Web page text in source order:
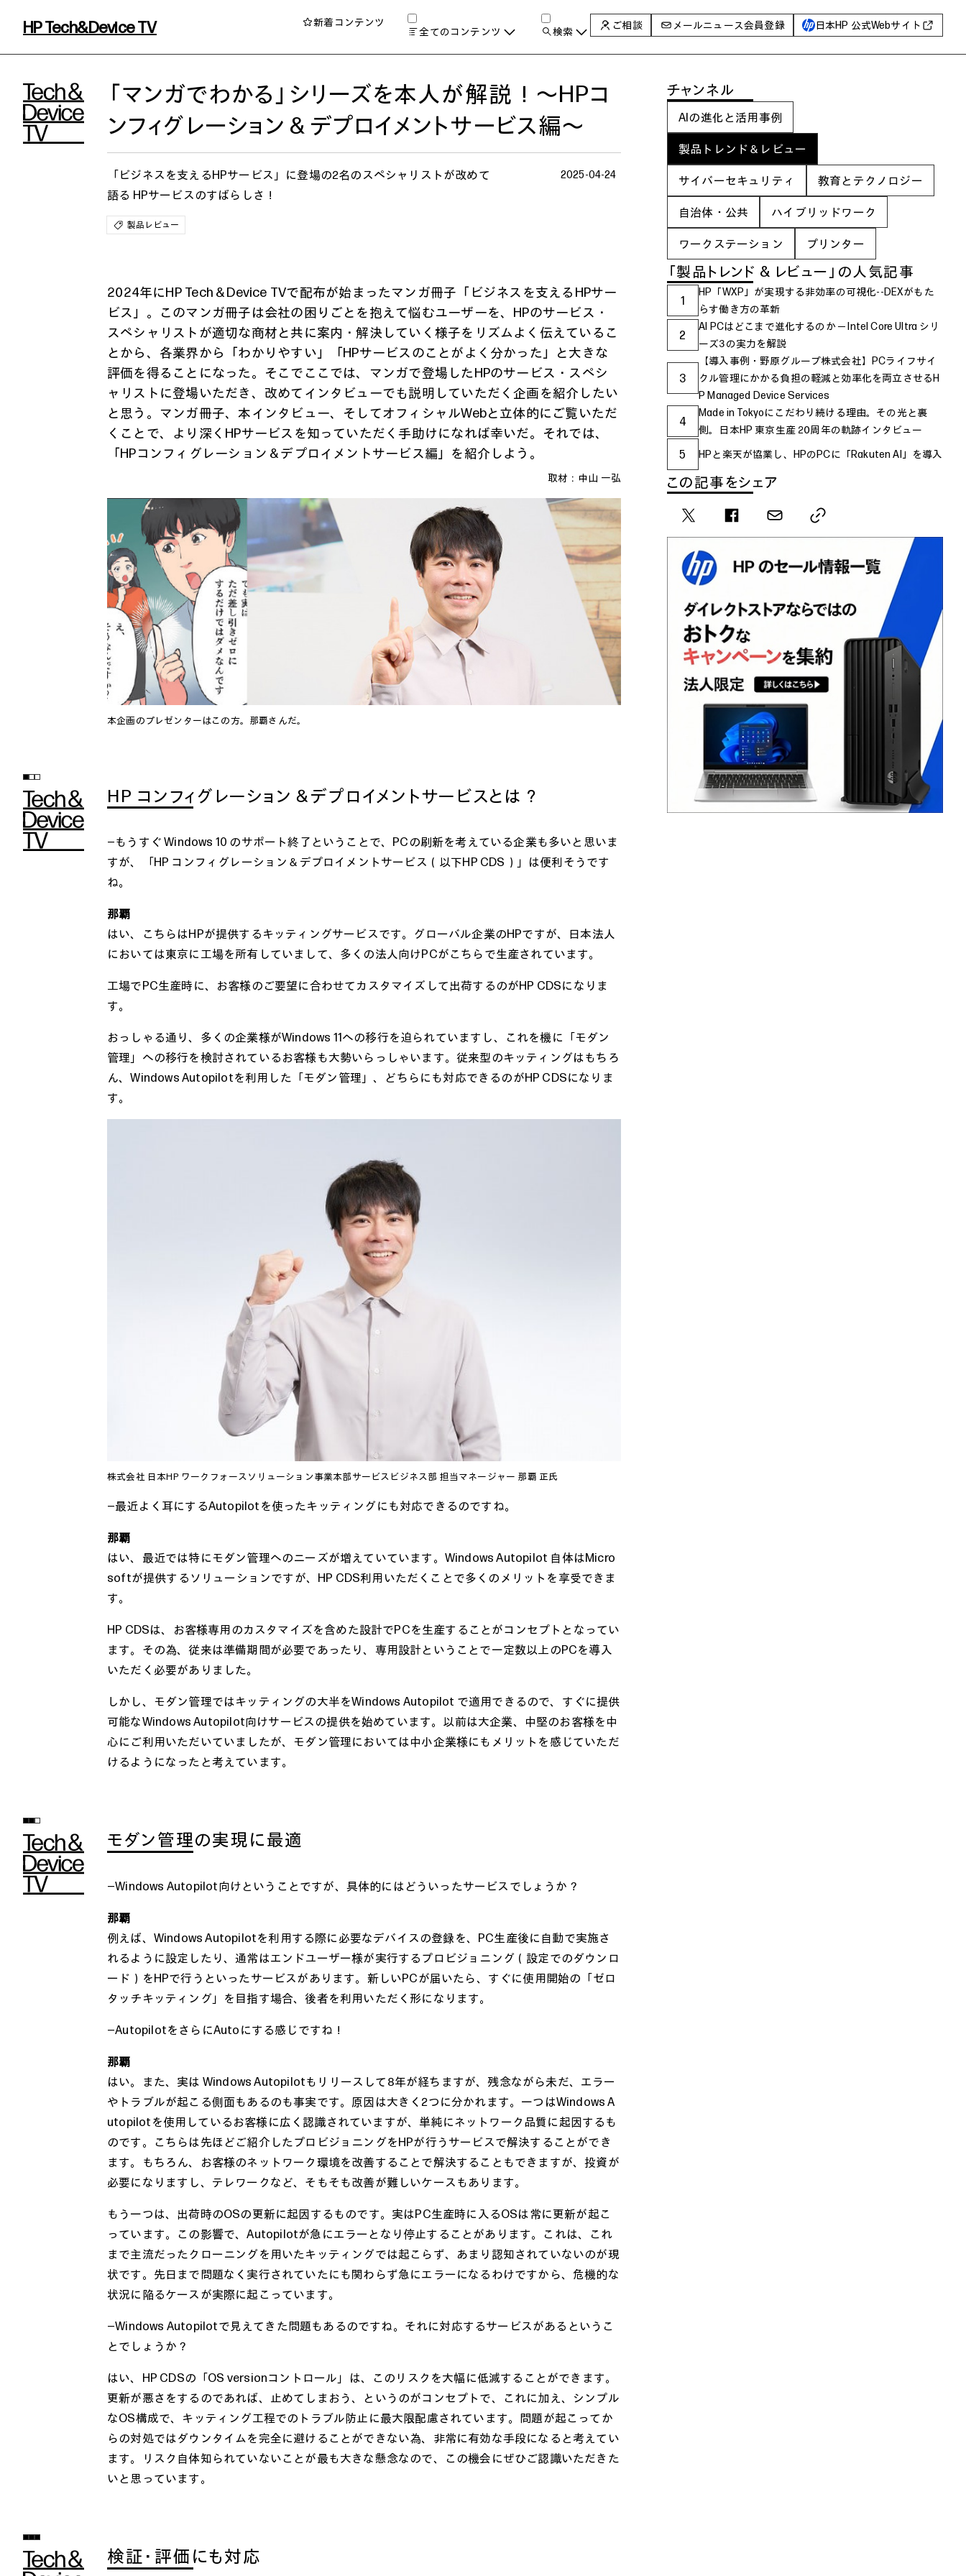
HP Tech&Device TV 新着コンテンツ
全てのコンテンツ
チャンネル
AIの進化と活用事例
製品トレンド & レビュー
サイバーセキュリティ
自治体・公共
タグ
イベントレポート
AIワークステーション
WXP（DEXツール）
タグ一覧
イベント・セミナー情報
コラム一覧
検索 ご相談 メールニュース会員登録 日本HP 公式Webサイト
「マンガでわかる」シリーズを本人が解説！～HPコ
ンフィグレーション＆デプロイメントサービス編～
「ビジネスを支えるHPサービス」に登場の2名のスペシャリストが改めて
語る HPサービスのすばらしさ！
2025-04-24
製品レビュー
2024年にHP Tech＆Device TVで配布が始まったマンガ冊子「 ビジネスを支えるHPサー
ビス 」。このマンガ冊子は会社の困りごとを抱えて悩むユーザーを、HPのサービス・
スペシャリストが適切な商材と共に案内・解決していく様子をリズムよく伝えているこ
とから、各業界から「わかりやすい」「HPサービスのことがよく分かった」と大きな
評価を得ることになった。そこでここでは、マンガで登場したHPのサービス・スペシ
ャリストに登場いただき、改めてインタビューでも説明していただく企画を紹介したい
と思う。マンガ冊子、本インタビュー、そしてオフィシャルWebと立体的にご覧いただ
くことで、より深くHPサービスを知っていただく手助けになれば幸いだ。それでは、
「HPコンフィグレーション＆デプロイメントサービス編」を紹介しよう。
取材：中山 一弘
本企画のプレゼンターはこの方。那覇さんだ。
HP コンフィグレーション＆デプロイメントサービスとは？
―もうすぐ Windows 10 のサポート終了ということで、PCの刷新を考えている企業も多いと思いま
すが、「HP コンフィグレーション＆デプロイメントサービス（以下HP CDS）」は便利そうです
ね。
那覇
はい、こちらはHPが提供するキッティングサービスです。グローバル企業のHPですが、日本法人
においては東京に工場を所有していまして、多くの法人向けPCがこちらで生産されています。
工場でPC生産時に、お客様のご要望に合わせてカスタマイズして出荷するのがHP CDSになりま
す。
おっしゃる通り、多くの企業様がWindows 11への移行を迫られていますし、これを機に「モダン
管理」への移行を検討されているお客様も大勢いらっしゃいます。従来型のキッティングはもちろ
ん、Windows Autopilotを利用した「モダン管理」、どちらにも対応できるのがHP CDSになりま
す。
株式会社 日本HP ワークフォースソリューション事業本部サービスビジネス部 担当マネージャー 那覇 正氏
―最近よく耳にするAutopilotを使ったキッティングにも対応できるのですね。
那覇
はい、最近では特にモダン管理へのニーズが増えていています。Windows Autopilot 自体はMicro
softが提供するソリューションですが、HP CDS利用いただくことで多くのメリットを享受できま
す。
HP CDSは、お客様専用のカスタマイズを含めた設計でPCを生産することがコンセプトとなってい
ます。その為、従来は準備期間が必要であったり、専用設計ということで一定数以上のPCを導入
いただく必要がありました。
しかし、モダン管理ではキッティングの大半をWindows Autopilot で適用できるので、すぐに提供
可能なWindows Autopilot向けサービスの提供を始めています。以前は大企業、中堅のお客様を中
心にご利用いただいていましたが、モダン管理においては中小企業様にもメリットを感じていただ
けるようになったと考えています。
モダン管理の実現に最適
―Windows Autopilot向けということですが、具体的にはどういったサービスでしょうか？
那覇
例えば、Windows Autopilotを利用する際に必要なデバイスの登録を、PC生産後に自動で実施さ
れるように設定したり、通常はエンドユーザー様が実行するプロビジョニング（設定でのダウンロ
ード）をHPで行うといったサービスがあります。新しいPCが届いたら、すぐに使用開始の「ゼロ
タッチキッティング」を目指す場合、後者を利用いただく形になります。
―AutopilotをさらにAutoにする感じですね！
那覇
はい。また、実は Windows Autopilotもリリースして8年が経ちますが、残念ながら未だ、エラー
やトラブルが起こる側面もあるのも事実です。原因は大きく2つに分かれます。一つはWindows A
utopilotを使用しているお客様に広く認識されていますが、単純にネットワーク品質に起因するも
のです。こちらは先ほどご紹介したプロビジョニングをHPが行うサービスで解決することができ
ます。もちろん、お客様のネットワーク環境を改善することで解決することもできますが、投資が
必要になりますし、テレワークなど、そもそも改善が難しいケースもあります。
もう一つは、出荷時のOSの更新に起因するものです。実はPC生産時に入るOSは常に更新が起こ
っています。この影響で、Autopilotが急にエラーとなり停止することがあります。これは、これ
まで主流だったクローニングを用いたキッティングでは起こらず、あまり認知されていないのが現
状です。先日まで問題なく実行されていたにも関わらず急にエラーになるわけですから、危機的な
状況に陥るケースが実際に起こっています。
―Windows Autopilotで見えてきた問題もあるのですね。それに対応するサービスがあるというこ
とでしょうか？
はい、HP CDSの「OS versionコントロール」は、このリスクを大幅に低減することができます。
更新が悪さをするのであれば、止めてしまおう、というのがコンセプトで、これに加え、シンプル
なOS構成で、キッティング工程でのトラブル防止に最大限配慮されています。問題が起こってか
らの対処ではダウンタイムを完全に避けることができない為、非常に有効な手段になると考えてい
ます。リスク自体知られていないことが最も大きな懸念なので、この機会にぜひご認識いただきた
いと思っています。
検証・評価にも対応
チャンネル
AIの進化と活用事例
製品トレンド＆レビュー
サイバーセキュリティ 教育とテクノロジー
自治体・公共 ハイブリッドワーク
ワークステーション プリンター
「製品トレンド & レビュー」の人気記事
1
HP「WXP」が実現する非効率の可視化--DEXがもた
らす働き方の革新
2
AI PCはどこまで進化するのか ─ Intel Core Ultra シリ
ーズ3の実力を解説
3
【導入事例・野原グループ株式会社】PCライフサイ
クル管理にかかる負担の軽減と効率化を両立させるH
P Managed Device Services
4
Made in Tokyoにこだわり続ける理由。その光と裏
側。日本HP 東京生産 20周年の軌跡インタビュー
5 HPと楽天が協業し、HPのPCに「Rakuten AI」を導入
この記事をシェア